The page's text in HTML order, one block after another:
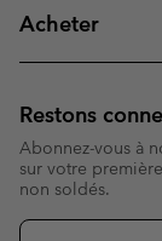
Acheter
Restons
Abonnez-vous à
sur votre
non soldés.
Inscription